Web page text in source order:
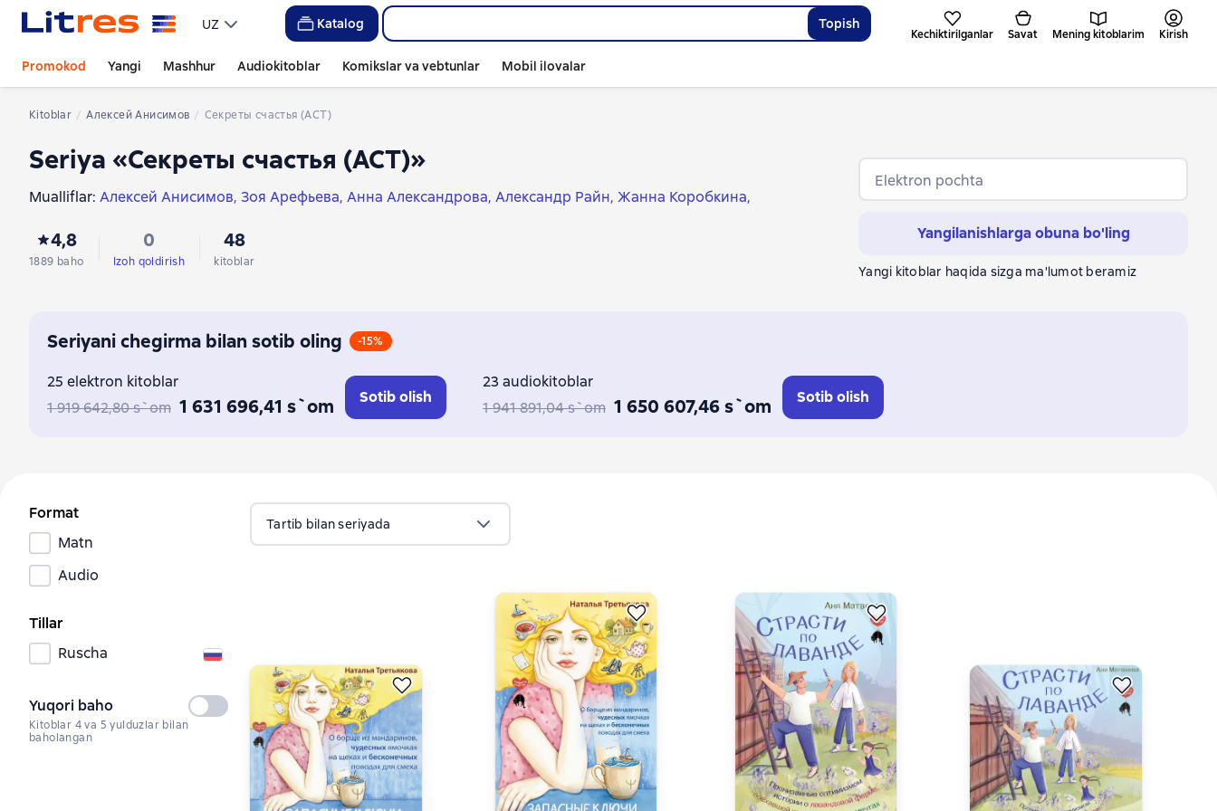
UZ Katalog Topish
Kechiktirilganlar Savat Mening kitoblarim Kirish
Promokod Yangi Mashhur Audiokitoblar Komikslar va vebtunlar Mobil ilovalar
Kitoblar Алексей Анисимов Секреты счастья (АСТ)
Seriya «Секреты счастья (АСТ)»
Mualliflar: Алексей Анисимов Зоя Арефьева Анна Александрова Александр Райн Жанна Коробкина
Даша Dollish
Катя Балеста Валерия Николаева
4,8
1889 baho
0
Izoh qoldirish
48
kitoblar
Elektron pochta
Yangilanishlarga obuna bo'ling
Yangi kitoblar haqida sizga ma'lumot beramiz
Seriyani chegirma bilan sotib oling -15%
25 elektron kitoblar
1 919 642,80 s`om 1 631 696,41 s`om Sotib olish
23 audiokitoblar
1 941 891,04 s`om 1 650 607,46 s`om Sotib olish
Format
Matn
Audio
Tillar
Ruscha
Yuqori baho Tanlanmagan
Kitoblar 4 va 5 yulduzlar bilan
baholangan
Tartib bilan seriyada